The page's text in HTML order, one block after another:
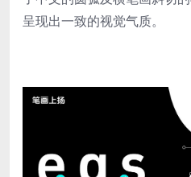
呈现出一致的视觉气质。